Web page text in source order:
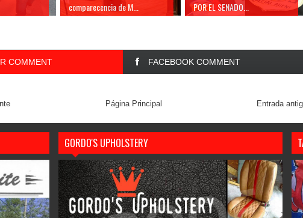
comparecencia de M...
POR EL SENADO...
COMMENT FACEBOOK COMMENT
Entrada
Página Principal
GORDO'S UPHOLSTERY